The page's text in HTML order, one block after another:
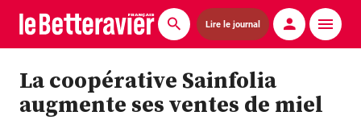
Lire le journal
Actualités
Économie
La coopérative Sainfolia
augmente ses ventes de miel